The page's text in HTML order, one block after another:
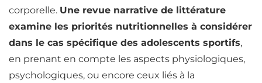
corporelle. Une revue narrative de littérature
examine les priorités nutritionnelles à considérer
dans le cas spécifique des adolescents sportifs,
en prenant en compte les aspects physiologiques,
psychologiques, ou encore ceux liés à la